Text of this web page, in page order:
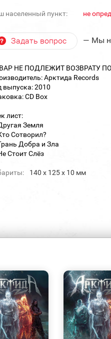
населенный пункт: не
Задать вопрос — Мы
НЕ ПОДЛЕЖИТ ВОЗВРАТУ
Арктида Records
выпуска: 2010
CD Box
лист:
Земля
Сотворил?
Добра и Зла
Стоит Слёз
140 х 125 х 10 мм